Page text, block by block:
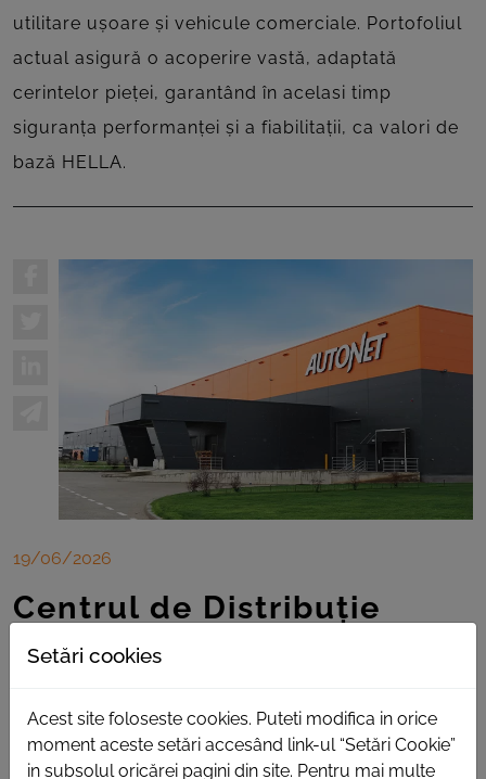
utilitare ușoare și vehicule comerciale. Portofoliul
actual asigură o acoperire vastă, adaptată
cerintelor pieței, garantând în acelasi timp
siguranța performanței și a fiabilitații, ca valori de
bază HELLA.
19/06/2026
Centrul de Distribuție
Autonet de la Turda –
logistică în sprijinul
clienților
Setări cookies
Acest site foloseste cookies. Puteti modifica in orice
moment aceste setări accesând link-ul “Setări Cookie”
in subsolul oricărei pagini din site. Pentru mai multe